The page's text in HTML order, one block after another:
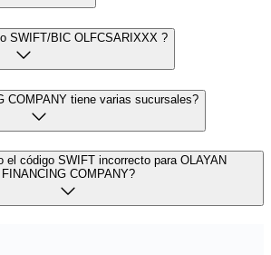
SWIFT/BIC OLFCSARIXXX ?
COMPANY tiene varias sucursales?
el código SWIFT incorrecto para OLAYAN
FINANCING COMPANY?